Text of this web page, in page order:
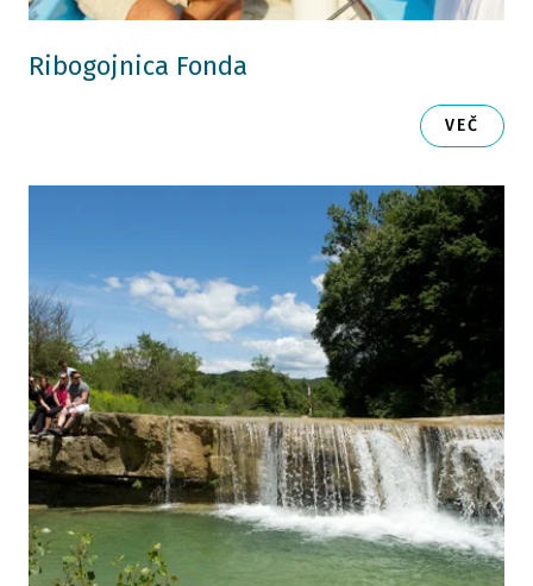
Ribogojnica Fonda
VEČ